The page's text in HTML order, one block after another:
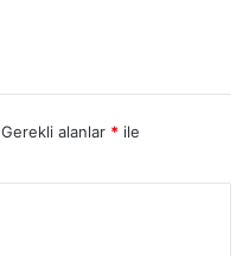
Gerekli alanlar * ile